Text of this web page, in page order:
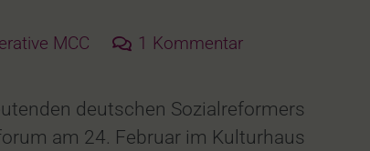
MCC 1 Kommentar
deutschen Sozialreformers
am 24. Februar im Kulturhaus